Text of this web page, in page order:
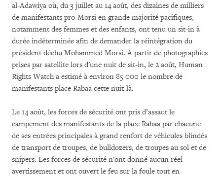
al-Adawiya où, du 3 juillet au 14 août, des dizaines de milliers
de manifestants pro-Morsi en grande majorité pacifiques,
notamment des femmes et des enfants, ont tenu un sit-in à
durée indéterminée afin de demander la réintégration du
président déchu Mohammed Morsi. A partir de photographies
prises par satellite lors d'une nuit de sit-in, le 2 août, Human
Rights Watch a estimé à environ 85 000 le nombre de
manifestants place Rabaa cette nuit-là.
Le 14 août, les forces de sécurité ont pris d’assaut le
campement des manifestants de la place Rabaa par chacune
de ses entrées principales à grand renfort de véhicules blindés
de transport de troupes, de bulldozers, de troupes au sol et de
snipers. Les forces de sécurité n'ont donné aucun réel
avertissement et ont ouvert le feu sur la foule tout en